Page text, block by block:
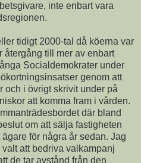
inte enbart vara
tidigt 2000-tal då köerna var
återgång till mer av enbart
Socialdemokrater under
genom att
och i övrigt skrivit under på
att komma fram i vården.
där bland
om att sälja fastigheten
för några år sedan. Jag
att bedriva valkampanj
de tar avstånd från den